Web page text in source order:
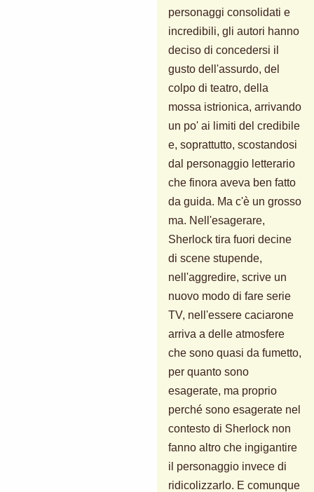
personaggi consolidati e
incredibili, gli autori hanno
deciso di concedersi il
gusto dell'assurdo, del
colpo di teatro, della
mossa istrionica, arrivando
un po' ai limiti del credibile
e, soprattutto, scostandosi
dal personaggio letterario
che finora aveva ben fatto
da guida. Ma c'è un grosso
ma. Nell'esagerare,
Sherlock tira fuori decine
di scene stupende,
nell'aggredire, scrive un
nuovo modo di fare serie
TV, nell'essere caciarone
arriva a delle atmosfere
che sono quasi da fumetto,
per quanto sono
esagerate, ma proprio
perché sono esagerate nel
contesto di Sherlock non
fanno altro che ingigantire
il personaggio invece di
ridicolizzarlo. E comunque